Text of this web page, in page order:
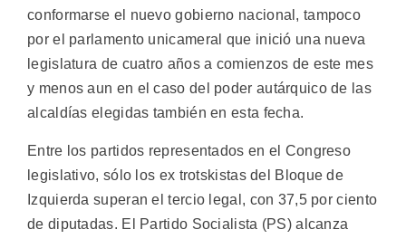
conformarse el nuevo gobierno nacional, tampoco
por el parlamento unicameral que inició una nueva
legislatura de cuatro años a comienzos de este mes
y menos aun en el caso del poder autárquico de las
alcaldías elegidas también en esta fecha.
Entre los partidos representados en el Congreso
legislativo, sólo los ex trotskistas del Bloque de
Izquierda superan el tercio legal, con 37,5 por ciento
de diputadas. El Partido Socialista (PS) alcanza